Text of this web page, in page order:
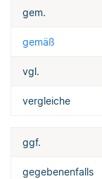
gem.
gemäß
vgl.
vergleiche
ggf.
gegebenenfalls